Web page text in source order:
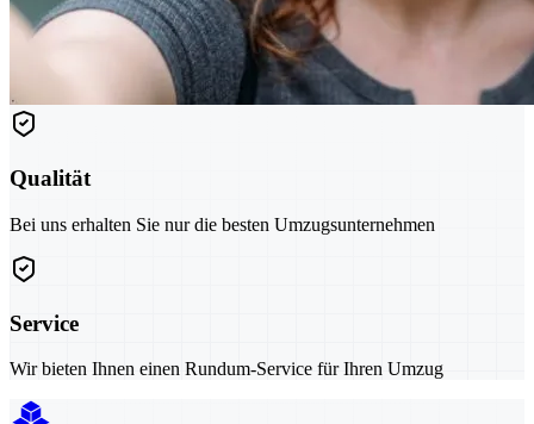
Qualität
Bei uns erhalten Sie nur die besten Umzugsunternehmen
Service
Wir bieten Ihnen einen Rundum-Service für Ihren Umzug